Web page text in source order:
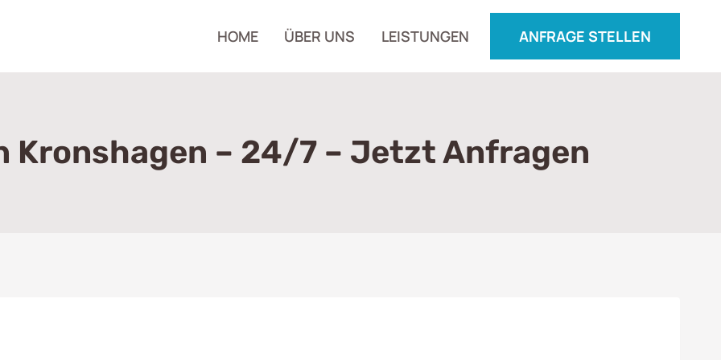
HOME ÜBER UNS LEISTUNGEN ANFRAGE STELLEN
Kronshagen – 24/7 – Jetzt Anfragen